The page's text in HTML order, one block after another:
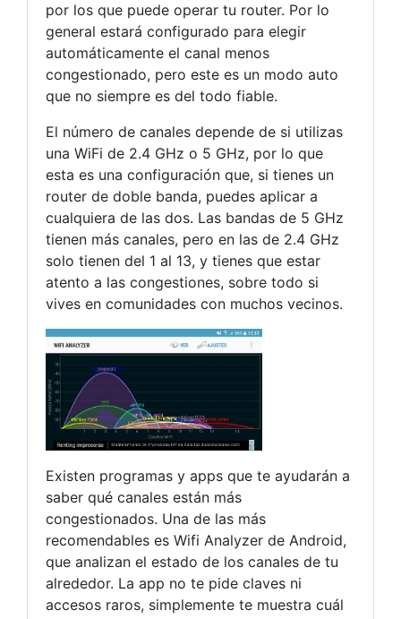
por los que puede operar tu router. Por lo
general estará configurado para elegir
automáticamente el canal menos
congestionado, pero este es un modo auto
que no siempre es del todo fiable.
El número de canales depende de si utilizas
una WiFi de 2.4 GHz o 5 GHz, por lo que
esta es una configuración que, si tienes un
router de doble banda, puedes aplicar a
cualquiera de las dos. Las bandas de 5 GHz
tienen más canales, pero en las de 2.4 GHz
solo tienen del 1 al 13, y tienes que estar
atento a las congestiones, sobre todo si
vives en comunidades con muchos vecinos.
Existen programas y apps que te ayudarán a
saber qué canales están más
congestionados. Una de las más
recomendables es Wifi Analyzer de Android,
que analizan el estado de los canales de tu
alrededor. La app no te pide claves ni
accesos raros, simplemente te muestra cuál